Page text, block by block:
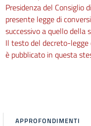
Presidenza del Consiglio
presente legge di
successivo a quello della
Il testo del decreto-
è pubblicato in questa
APPROFONDIMENTI